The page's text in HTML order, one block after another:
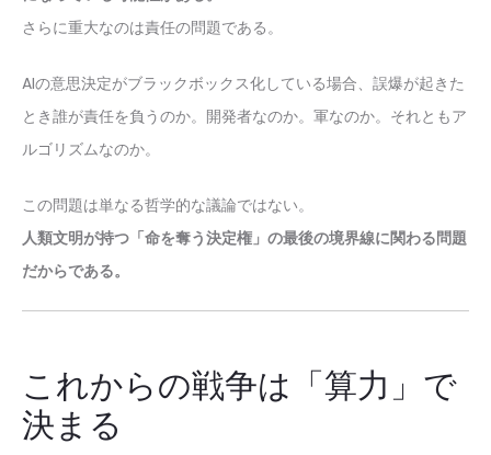
さらに重大なのは責任の問題である。
AIの意思決定がブラックボックス化している場合、誤爆が起きた
とき誰が責任を負うのか。開発者なのか。軍なのか。それともア
ルゴリズムなのか。
この問題は単なる哲学的な議論ではない。
人類文明が持つ「命を奪う決定権」の最後の境界線に関わる問題
だからである。
これからの戦争は「算力」で
決まる